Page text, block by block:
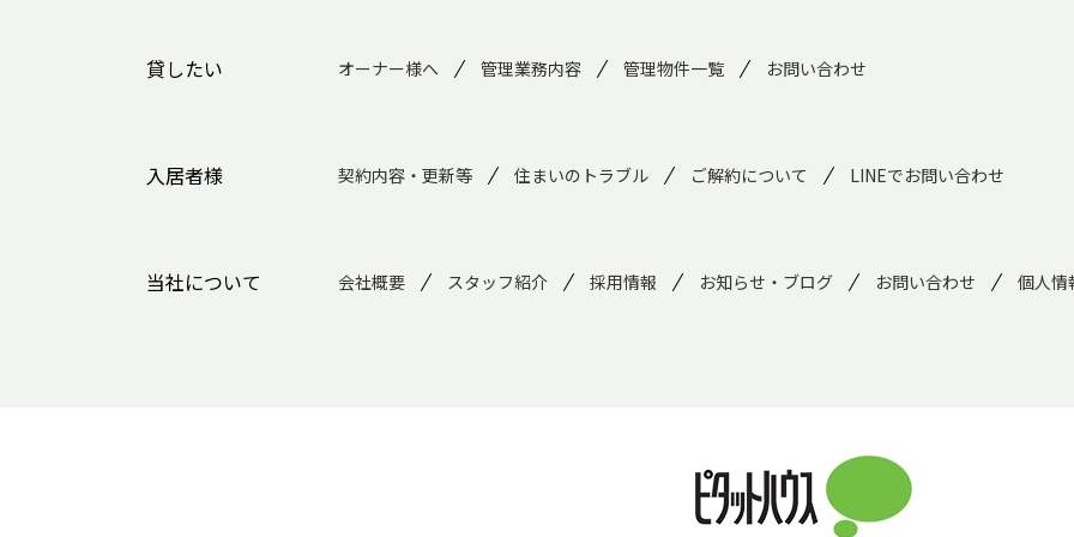
貸したい オーナー様へ 管理業務内容 管理物件一覧 お問い合わせ
入居者様 契約内容・更新等 住まいのトラブル ご解約について LINEでお問い合わせ
当社について 会社概要 スタッフ紹介 採用情報 お知らせ・ブログ お問い合わせ 個人情